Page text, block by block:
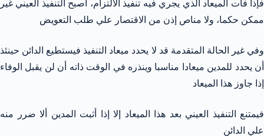
فإذا فات الميعاد الذي يجري فيه تنفيذ الالتزام، أصبح التنفيذ العيني غير
ممكن حكما، ولا مناص إذن من الاقتصار علي طلب التعويض
وفي غير الحالة المتقدمة قد لا يحدد ميعاد التنفيذ فيستطيع الدائن حينئذ
أن يحدد للمدين ميعادا مناسبا وينذره في الوقت ذاته أن لن يقبل الوفاء
إذا جاوز هذا الميعاد
فيمتنع التنفيذ العيني بعد هذا الميعاد إلا إذا أثبت المدين ألا ضرر منه
علي الدائن